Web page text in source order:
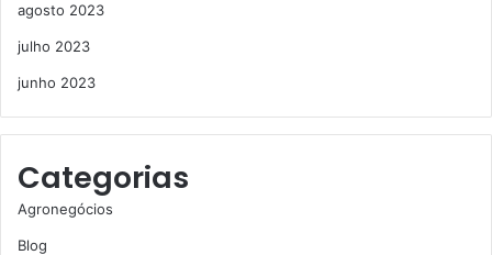
agosto 2023
julho 2023
junho 2023
Categorias
Agronegócios
Blog